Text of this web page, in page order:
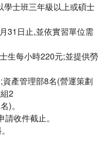
學士班三年級以上或碩士
31日止,並依實習單位需
生每小時220元;並提供勞
產管理部8名(營運策劃
2
)。
收件截止。